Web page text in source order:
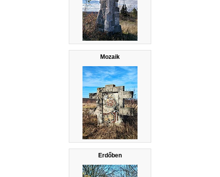
Mozaik
Erdőben